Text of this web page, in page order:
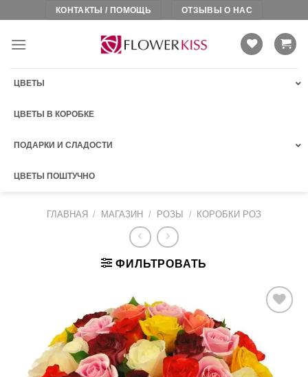
content
КОНТАКТЫ / ПОМОЩЬ ОТЗЫВЫ О НАС
ЦВЕТЫ
ЦВЕТЫ В КОРОБКЕ
ПОДАРКИ И СЛАДОСТИ
ЦВЕТЫ ПОШТУЧНО
ГЛАВНАЯ / МАГАЗИН / РОЗЫ / КОРОБКИ РОЗ
ФИЛЬТРОВАТЬ
избранное